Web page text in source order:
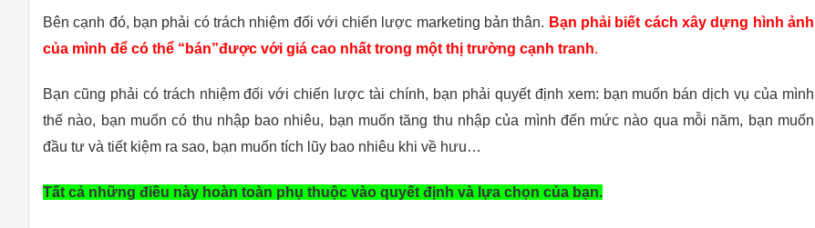
Bên cạnh đó, bạn phải có trách nhiệm đối với chiến lược marketing bản thân. Bạn phải biết cách xây dựng hình ảnh
của mình để có thể “bán”được với giá cao nhất trong một thị trường cạnh tranh.
Bạn cũng phải có trách nhiệm đối với chiến lược tài chính, bạn phải quyết định xem: bạn muốn bán dịch vụ của mình
thế nào, bạn muốn có thu nhập bao nhiêu, bạn muốn tăng thu nhập của mình đến mức nào qua mỗi năm, bạn muốn
đầu tư và tiết kiệm ra sao, bạn muốn tích lũy bao nhiêu khi về hưu…
Tất cả những điều này hoàn toàn phụ thuộc vào quyết định và lựa chọn của bạn.